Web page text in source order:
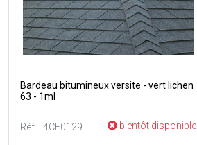
Bardeau bitumineux versite - vert lichen
63 - 1ml
Réf. : 4CF0129 bientôt disponible